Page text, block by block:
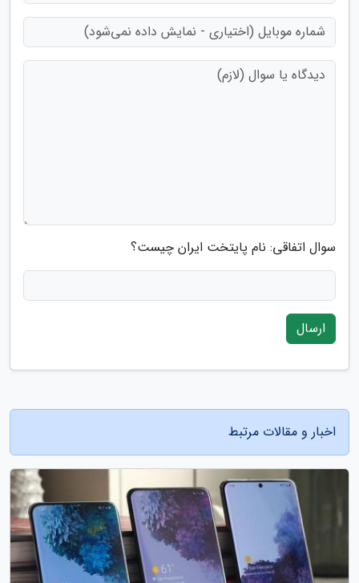
سوال اتفاقی: نام پایتخت ایران چیست؟
ارسال
اخبار و مقالات مرتبط